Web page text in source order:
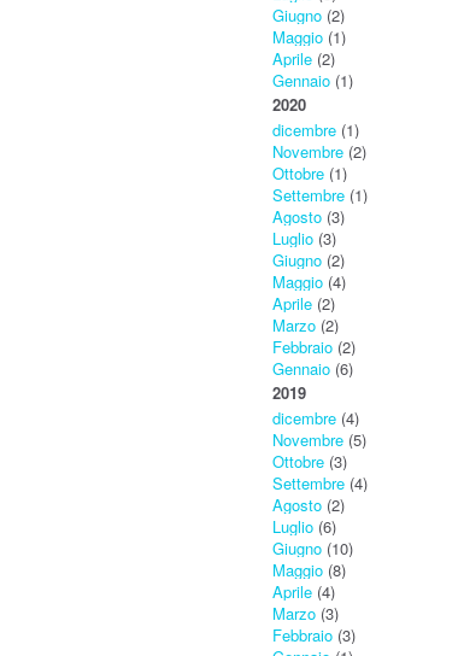
Giugno (2)
Maggio (1)
Aprile (2)
Gennaio (1)
2020
dicembre (1)
Novembre (2)
Ottobre (1)
Settembre (1)
Agosto (3)
Luglio (3)
Giugno (2)
Maggio (4)
Aprile (2)
Marzo (2)
Febbraio (2)
Gennaio (6)
2019
dicembre (4)
Novembre (5)
Ottobre (3)
Settembre (4)
Agosto (2)
Luglio (6)
Giugno (10)
Maggio (8)
Aprile (4)
Marzo (3)
Febbraio (3)